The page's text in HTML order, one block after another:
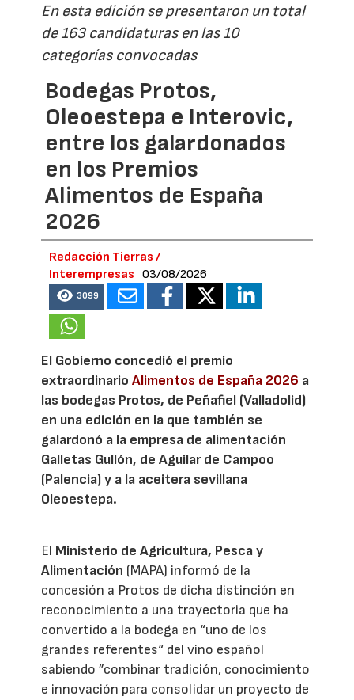
En esta edición se presentaron un total
de 163 candidaturas en las 10
categorías convocadas
Bodegas Protos,
Oleoestepa e Interovic,
entre los galardonados
en los Premios
Alimentos de España
2026
Redacción Tierras /
Interempresas
03/08/2026
3099
El Gobierno concedió el premio
extraordinarioAlimentos de España 2026 a
las bodegas Protos, de Peñafiel (Valladolid)
en una edición en la que también se
galardonó a la empresa de alimentación
Galletas Gullón, de Aguilar de Campoo
(Palencia) y a la aceitera sevillana
Oleoestepa.
El Ministerio de Agricultura, Pesca y
Alimentación (MAPA) informó de la
concesión a Protos de dicha distinción en
reconocimiento a una trayectoria que ha
convertido a la bodega en “uno de los
grandes referentes“ del vino español
sabiendo ”combinar tradición, conocimiento
e innovación para consolidar un proyecto de